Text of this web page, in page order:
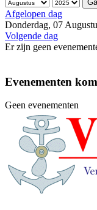
Afgelopen dag
Donderdag, 07
Volgende dag
Er zijn geen
Evenementen
Geen evenementen